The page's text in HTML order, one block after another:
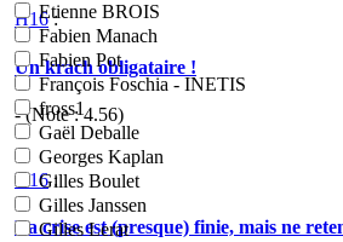
Etienne BROIS
Fabien Manach
Fabien Pot
François Foschia - INETIS
fross1
Gaël Deballe
Georges Kaplan
Gilles Boulet
Gilles Janssen
Gilles Lerat
H16:
Un krach obligataire !
- (Note :4.56)
H16:
La crise est (presque) finie, mais ne